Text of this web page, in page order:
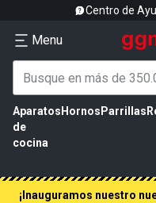
Centro de
Menu
Aparatos
de
cocina
Hornos Parrillas
¡Inauguramos nuestro